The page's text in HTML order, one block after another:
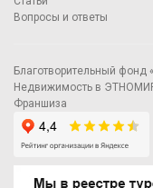
Вопросы и ответы
Благотворительный фонд
Недвижимость в
Франшиза